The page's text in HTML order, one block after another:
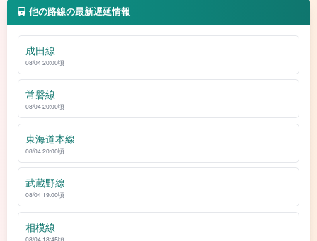
他の路線の最新遅延情報
成田線
08/04 20:00頃
常磐線
08/04 20:00頃
東海道本線
08/04 20:00頃
武蔵野線
08/04 19:00頃
相模線
08/04 18:45頃